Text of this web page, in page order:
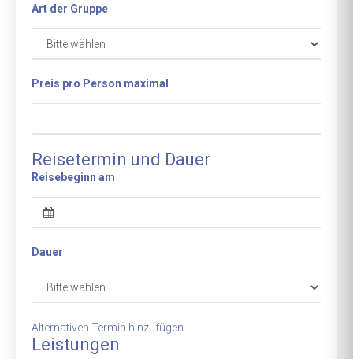
Art der Gruppe
Preis pro Person maximal
Reisetermin und Dauer
Reisebeginn am
Dauer
Alternativen Termin hinzufügen
Leistungen